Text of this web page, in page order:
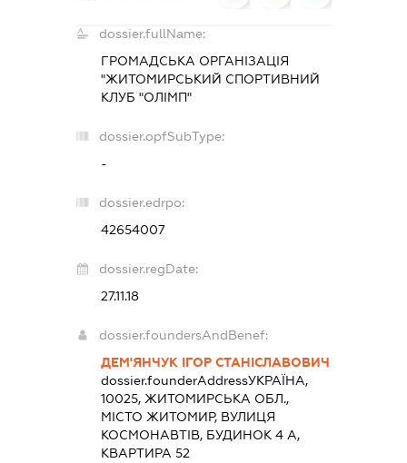
dossier.fullName:
ГРОМАДСЬКА ОРГАНІЗАЦІЯ
"ЖИТОМИРСЬКИЙ СПОРТИВНИЙ
КЛУБ "ОЛІМП"
dossier.opfSubType:
-
dossier.edrpo:
42654007
dossier.regDate:
27.11.18
dossier.foundersAndBenef:
ДЕМ'ЯНЧУК ІГОР СТАНІСЛАВОВИЧ
dossier.founderAddressУКРАЇНА,
10025, ЖИТОМИРСЬКА ОБЛ.,
МІСТО ЖИТОМИР, ВУЛИЦЯ
КОСМОНАВТІВ, БУДИНОК 4 А,
КВАРТИРА 52